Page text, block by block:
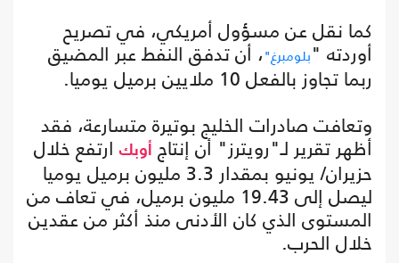
كما نقل عن مسؤول أمريكي، في تصريح
أوردته "بلومبرغ"، أن تدفق النفط عبر المضيق
ربما تجاوز بالفعل 10 ملايين برميل يوميا.
وتعافت صادرات الخليج بوتيرة متسارعة، فقد
أظهر تقرير لـ"رويترز" أن إنتاج أوبك ارتفع خلال
حزيران/ يونيو بمقدار 3.3 مليون برميل يوميا
ليصل إلى 19.43 مليون برميل، في تعاف من
المستوى الذي كان الأدنى منذ أكثر من عقدين
خلال الحرب.